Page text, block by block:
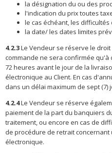
la désignation du ou des
l'indication du prix toutes
le cas échéant, les
la date/ les dates limites
4.2.3Le Vendeur se réserve le
commande ne sera confirmée qu'à
72 heures avant le jour de la
électronique au Client. En cas
dans un délai maximum de sept
4.2.4Le Vendeur se réserve
paiement de la part du banquiers
traitement, ou encore en cas de
de procédure de retrait
électronique.